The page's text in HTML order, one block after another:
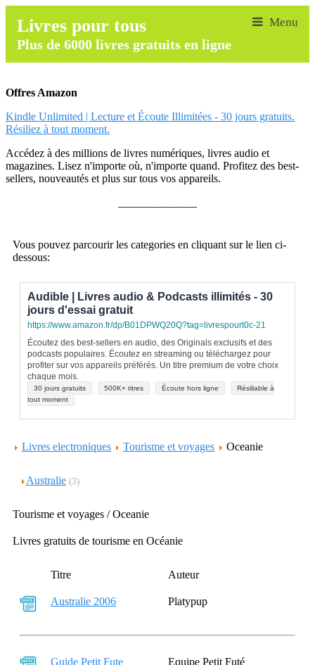
Livres pour tous
Plus de 6000 livres gratuits en ligne
Offres Amazon
Kindle Unlimited | Lecture et Écoute Illimitées - 30 jours gratuits.
Résiliez à tout moment.
Accédez à des millions de livres numériques, livres audio et
magazines. Lisez n'importe où, n'importe quand. Profitez des best-
sellers, nouveautés et plus sur tous vos appareils.
Vous pouvez parcourir les categories en cliquant sur le lien ci-
dessous:
Audible | Livres audio & Podcasts illimités - 30
jours d'essai gratuit
https://www.amazon.fr/dp/B01DPWQ20Q?tag=livrespourt0c-21
Écoutez des best-sellers en audio, des Originals exclusifs et des
podcasts populaires. Écoutez en streaming ou téléchargez pour
profiter sur vos appareils préférés. Un titre premium de votre choix
chaque mois.
30 jours gratuits 500K+ titres Écoute hors ligne
Résiliable à
tout moment
Livres electroniques Tourisme et voyages Oceanie
Australie (3)
Tourisme et voyages / Oceanie
Livres gratuits de tourisme en Océanie
Titre Auteur
Australie 2006 Platypup
Guide Petit Fute
Equipe Petit Futé